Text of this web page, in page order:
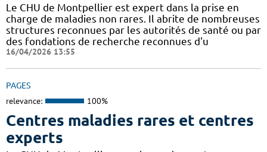
Le CHU de Montpellier est expert dans la prise en
charge de maladies non rares. Il abrite de nombreuses
structures reconnues par les autorités de santé ou par
des fondations de recherche reconnues d'u
16/04/2026 13:55
PAGES
relevance: 100%
Centres maladies rares et centres
experts